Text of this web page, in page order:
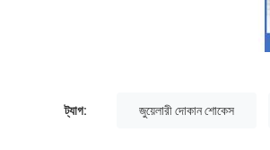
ট্যাগ: জুয়েলারী দোকান শোকেস